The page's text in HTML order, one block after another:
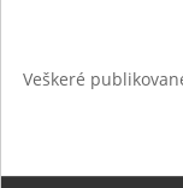
Veškeré